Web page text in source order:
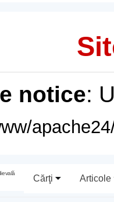
notice:
Cărţi Articole